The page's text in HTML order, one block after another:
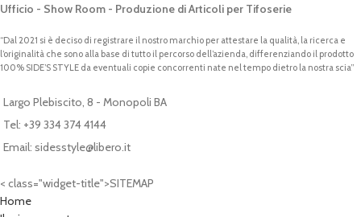
Ufficio - Show Room - Produzione di Articoli per Tifoserie
“Dal 2021 si è deciso di registrare il nostro marchio per attestare la qualità, la ricerca e
l’originalità che sono alla base di tutto il percorso dell’azienda, differenziando il prodotto
100% SIDE’S STYLE da eventuali copie concorrenti nate nel tempo dietro la nostra scia”
Largo Plebiscito, 8 - Monopoli BA
Tel: +39 334 374 4144
Email: sidesstyle@libero.it
< class="widget-title">SITEMAP
Home